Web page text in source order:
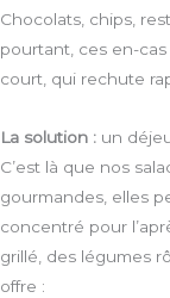
Chocolats, chips,
pourtant, ces en-
court, qui rechute
La solution : un
C’est là que nos
gourmandes, elles
concentré pour
grillé, des légumes
offre :